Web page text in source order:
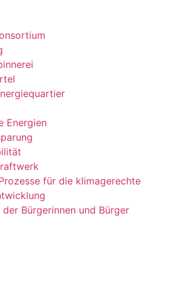
Energien
für die klimagerechte
Bürgerinnen und Bürger